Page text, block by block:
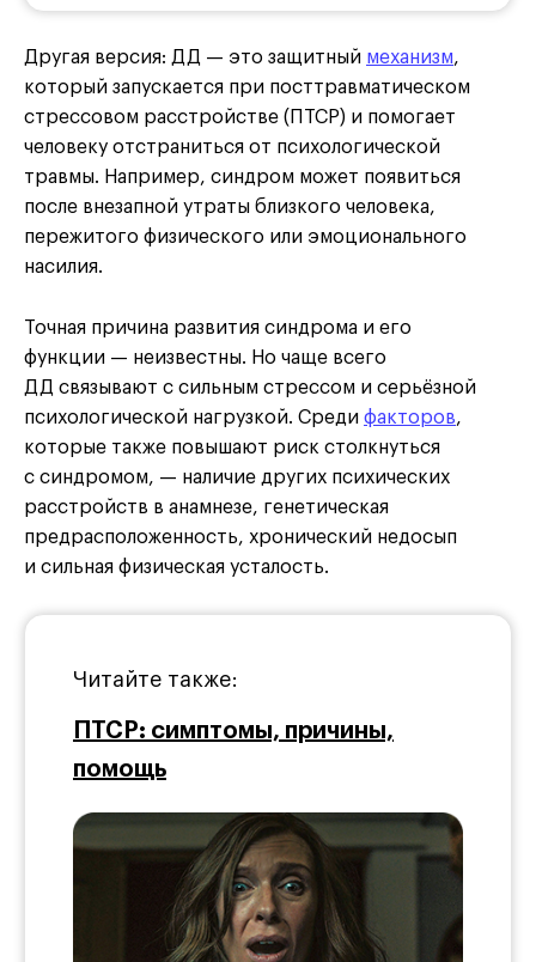
Другая версия: ДД — это защитный механизм,
который запускается при посттравматическом
стрессовом расстройстве (ПТСР) и помогает
человеку отстраниться от психологической
травмы. Например, синдром может появиться
после внезапной утраты близкого человека,
пережитого физического или эмоционального
насилия.
Точная причина развития синдрома и его
функции — неизвестны. Но чаще всего
ДД связывают с сильным стрессом и серьёзной
психологической нагрузкой. Среди факторов,
которые также повышают риск столкнуться
с синдромом, — наличие других психических
расстройств в анамнезе, генетическая
предрасположенность, хронический недосып
и сильная физическая усталость.
Читайте также:
ПТСР: симптомы, причины,
помощь